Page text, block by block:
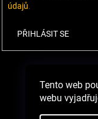
Tento web
webu
údajů.
PŘIHLÁSIT SE